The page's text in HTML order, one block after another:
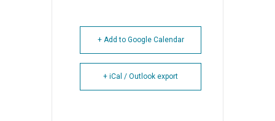
+ Add to Google Calendar
+ iCal / Outlook export